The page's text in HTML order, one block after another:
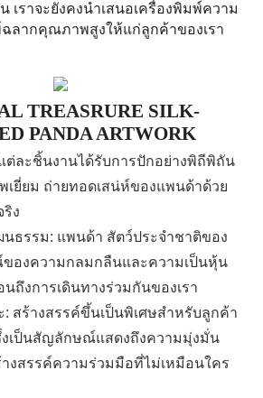
เราจะยังคงนำเสนอเครื่องพิมพ์ความ
ลากคุณภาพสูงให้แก่ลูกค้าของเรา
TREASRURE SILK-
PANDA ARTWORK
ต่ละชิ้นงานได้รับการปักอย่างพิถีพิถัน
ยี่ยม ถ่ายทอดเสน่ห์ของแพนด้าด้วย
ริง
รรม: แพนด้า สัตว์ประจำชาติของ
องความกลมกลืนและความเป็นหุ้น
ถึงการเดินทางร่วมกันของเรา
: สร้างสรรค์ขึ้นเป็นพิเศษสำหรับลูกค้า
งเป็นสัญลักษณ์แสดงถึงความมุ่งมั่น
างสรรค์ความร่วมมือที่ไม่เหมือนใคร